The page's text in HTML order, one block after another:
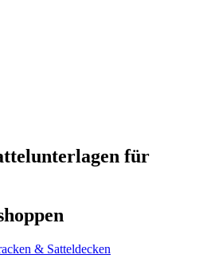
für
& Satteldecken